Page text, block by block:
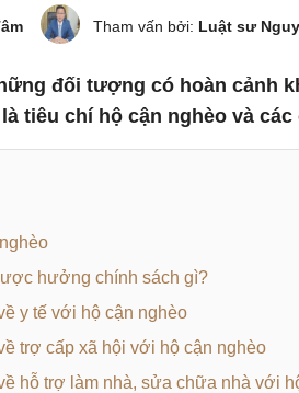
Tham vấn bởi: Luật sư
đối tượng có hoàn cảnh
tiêu chí hộ cận nghèo và
hưởng chính sách gì?
y tế với hộ cận nghèo
trợ cấp xã hội với hộ cận nghèo
hỗ trợ làm nhà, sửa chữa nhà với